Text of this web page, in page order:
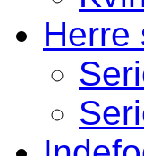
Herre